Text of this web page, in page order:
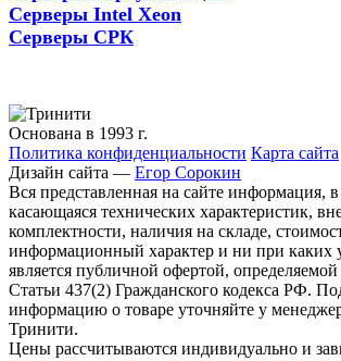
Серверы Intel Xeon
Серверы СРК
Основана в 1993 г.
Политика конфиденциальности Карта сайта
Дизайн сайта — Егор Сорокин
Вся представленная на сайте информация,
касающаяся технических характеристик,
комплектности, наличия на складе,
информационный характер и ни при каких
является публичной офертой,
Статьи 437(2) Гражданского кодекса РФ.
информацию о товаре уточняйте у
Тринити.
Цены рассчитываются индивидуально и